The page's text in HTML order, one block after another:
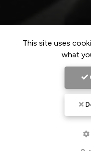
This site uses
what